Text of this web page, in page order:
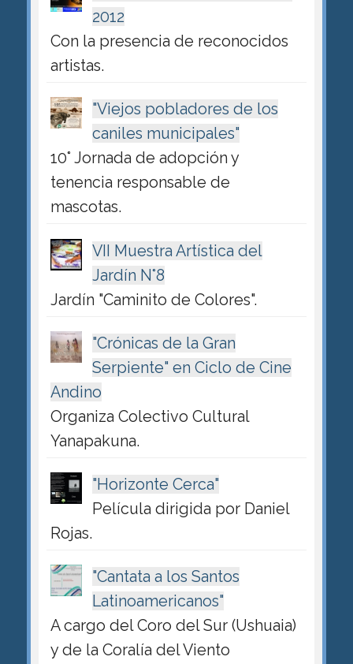
2012
Con la presencia de reconocidos
artistas.
"Viejos pobladores de los
caniles municipales"
10° Jornada de adopción y
tenencia responsable de
mascotas.
VII Muestra Artística del
Jardín N°8
Jardín "Caminito de Colores".
"Crónicas de la Gran
Serpiente" en Ciclo de Cine
Andino
Organiza Colectivo Cultural
Yanapakuna.
"Horizonte Cerca"
Película dirigida por Daniel
Rojas.
"Cantata a los Santos
Latinoamericanos"
A cargo del Coro del Sur (Ushuaia)
y de la Coralía del Viento